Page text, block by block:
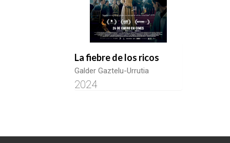
La fiebre de los ricos
Galder Gaztelu-Urrutia
2024